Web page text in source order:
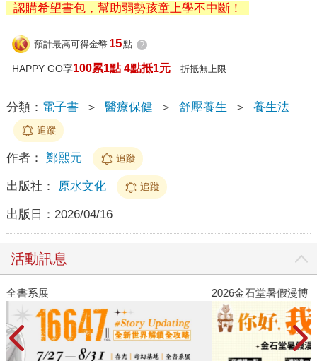
認購希望書包，幫助弱勢孩童上學不中斷！
預計最高可得金幣 15點 ?
HAPPY GO享100累1點 4點抵1元 折抵無上限
分類： 電子書 ＞ 醫療保健 ＞ 舒壓養生 ＞ 養生法
追蹤
作者： 鄭熙元 追蹤
出版社： 原水文化 追蹤
出版日： 2026/04/16
活動訊息
2026金石堂暑假漫博〈你好，我吃一點〉第二波